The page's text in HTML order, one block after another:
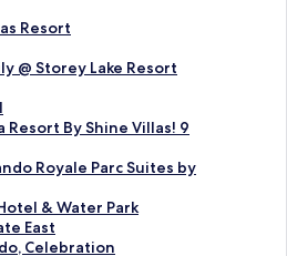
Resort
@ Storey Lake Resort
Resort By Shine Villas! 9
Royale Parc Suites by
& Water Park
East
Celebration